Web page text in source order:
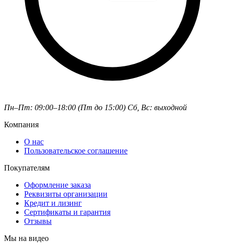
Пн–Пт: 09:00–18:00 (Пт до 15:00) Сб, Вс: выходной
Компания
О нас
Пользовательское соглашение
Покупателям
Оформление заказа
Реквизиты организации
Кредит и лизинг
Сертификаты и гарантия
Отзывы
Мы на видео